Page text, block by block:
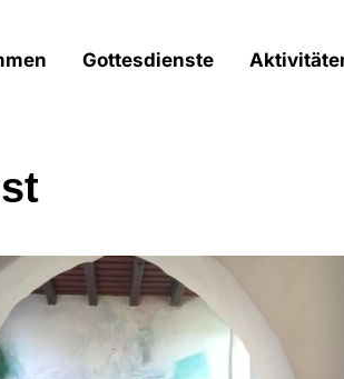
Gottesdienste